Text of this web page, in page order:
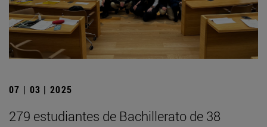
07 | 03 | 2025
279 estudiantes de Bachillerato de 38